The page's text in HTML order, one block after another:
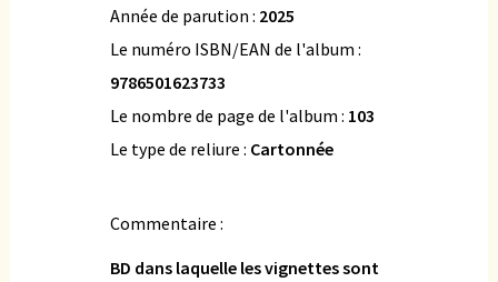
Année de parution : 2025
Le numéro ISBN/EAN de l'album :
9786501623733
Le nombre de page de l'album : 103
Le type de reliure : Cartonnée
Commentaire :
BD dans laquelle les vignettes sont